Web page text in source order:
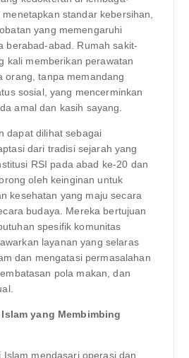
standar kebersihan,
yang memengaruhi
berabad-abad. Rumah sakit-
kali memberikan perawatan
orang, tanpa memandang
sosial, yang mencerminkan
amal dan kasih sayang.
dapat dilihat sebagai
dari tradisi sejarah yang
RSI pada abad ke-20 dan
oleh keinginan untuk
kesehatan yang maju secara
budaya. Mereka bertujuan
spesifik komunitas
layanan yang selaras
dan mengatasi permasalahan
pola makan, dan
yang Membimbing
Islam mendasari operasi dan